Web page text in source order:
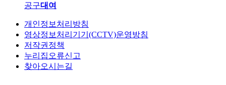
공구대여
개인정보처리방침
영상정보처리기기(CCTV)운영방침
저작권정책
누리집오류신고
찾아오시는길